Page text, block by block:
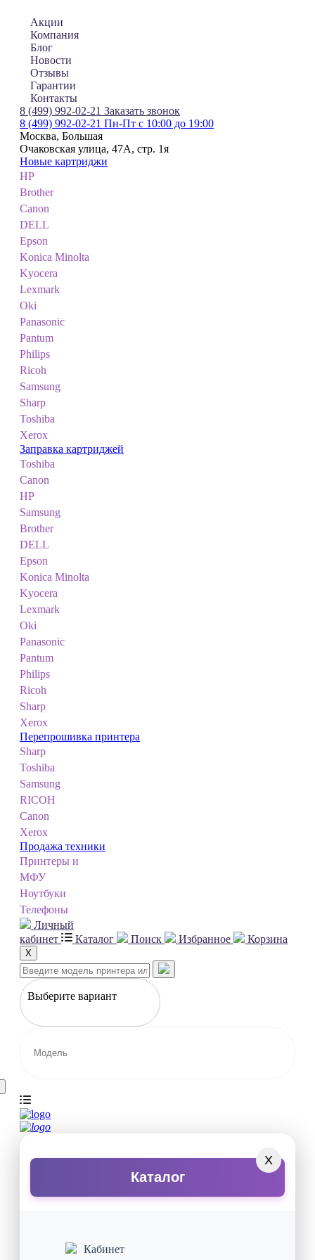
Акции
Компания
Блог
Новости
Отзывы
Гарантии
Контакты
8 (499) 992-02-21 Заказать звонок
8 (499) 992-02-21 Пн-Пт с 10:00 до 19:00
Москва, Большая
Очаковская улица, 47А, стр. 1я
Новые картриджи
HP
Brother
Canon
DELL
Epson
Konica Minolta
Kyocera
Lexmark
Oki
Panasonic
Pantum
Philips
Ricoh
Samsung
Sharp
Toshiba
Xerox
Заправка картриджей
Toshiba
Canon
HP
Samsung
Brother
DELL
Epson
Konica Minolta
Kyocera
Lexmark
Oki
Panasonic
Pantum
Philips
Ricoh
Sharp
Xerox
Перепрошивка принтера
Sharp
Toshiba
Samsung
RICOH
Canon
Xerox
Продажа техники
Принтеры и
МФУ
Ноутбуки
Телефоны
Личный
кабинет
Каталог Поиск Избранное Корзина
X
Выберите вариант
X
Каталог
Кабинет